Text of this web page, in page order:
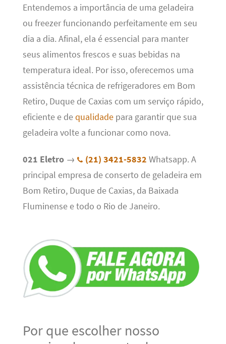
Entendemos a importância de uma geladeira
ou freezer funcionando perfeitamente em seu
dia a dia. Afinal, ela é essencial para manter
seus alimentos frescos e suas bebidas na
temperatura ideal. Por isso, oferecemos uma
assistência técnica de refrigeradores em Bom
Retiro, Duque de Caxias com um serviço rápido,
eficiente e dequalidadepara garantir que sua
geladeira volte a funcionar como nova.
021 Eletro→ (21) 3421-5832 Whatsapp. A
principal empresa de conserto de geladeira em
Bom Retiro, Duque de Caxias, da Baixada
Fluminense e todo o Rio de Janeiro.
Por que escolher nosso